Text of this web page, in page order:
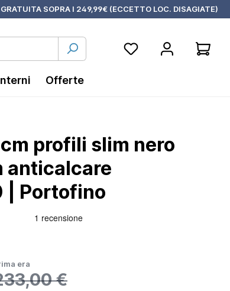
SOPRA I 249,99€ (ECCETTO LOC. DISAGIATE)
Offerte
profili slim nero
anticalcare
| Portofino
era
€